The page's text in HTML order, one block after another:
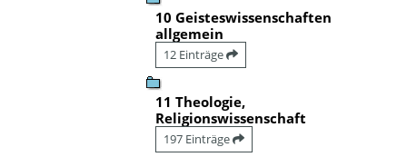
10 Geisteswissenschaften
allgemein
12 Einträge
11 Theologie,
Religionswissenschaft
197 Einträge